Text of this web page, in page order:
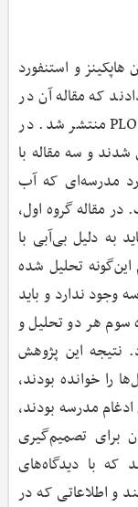
و استنفورد
انجام دادند که مقاله آن در
اکتبر 2024 (ماه گذشته) در ژورنال PLOS ONE منتشر شد. در
شدند و سه مقاله با
مدرسه‌ای که آب
در مقاله گروه اول،
به دلیل بی‌آبی با
تحلیل شده
وجود ندارد و باید
سوم هر دو تحلیل و
نتیجه این پژوهش
را خوانده بودند،
مدرسه بودند،
برای تصمیم‌گیری
که با دیدگاه‌های
و اطلاعاتی که در